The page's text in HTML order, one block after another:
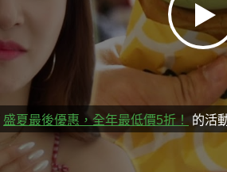
盛夏最後優惠，全年最低價5折！ 的活